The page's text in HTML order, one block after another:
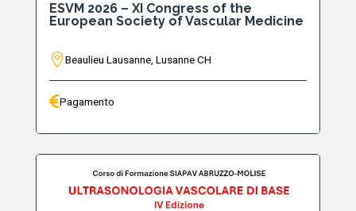
ESVM 2026 – XI Congress of the
European Society of Vascular Medicine
Beaulieu Lausanne, Lusanne CH
Pagamento